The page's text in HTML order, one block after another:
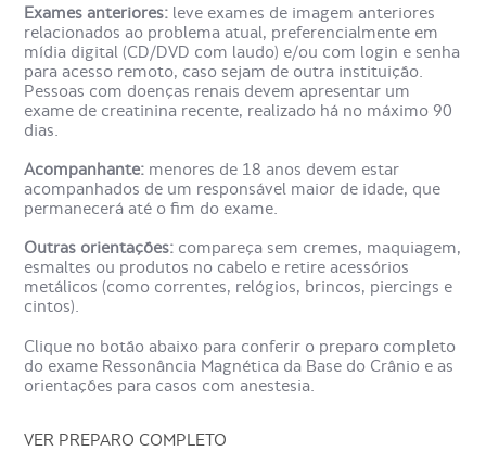
A ressonância magnética da base do crânio é fundamental
para diagnosticar e avaliar diversas condições, como:
traumas cranianos;
malformações e alterações anatômicas;
tumores na base do crânio;
aneurismas e riscos de AVC (acidente vascular
cerebral);
hematomas e lesões neurológicas;
Qual especialista pode solicitar
Magnética da Base do Crânio?
costumam solicitar esse exame. Eles indicam a ressonância
Exames anteriores: leve exames de imagem anteriores
relacionados ao problema atual, preferencialmente em
mídia digital (CD/DVD com laudo) e/ou com login e senha
para acesso remoto, caso sejam de outra instituição.
Pessoas com doenças renais devem apresentar um
exame de creatinina recente, realizado há no máximo 90
dias.
Acompanhante: menores de 18 anos devem estar
acompanhados de um responsável maior de idade, que
permanecerá até o fim do exame.
Outras orientações: compareça sem cremes, maquiagem,
esmaltes ou produtos no cabelo e retire acessórios
metálicos (como correntes, relógios, brincos, piercings e
cintos).
Clique no botão abaixo para conferir o preparo completo
do exame Ressonância Magnética da Base do Crânio e as
orientações para casos com anestesia.
VER PREPARO COMPLETO